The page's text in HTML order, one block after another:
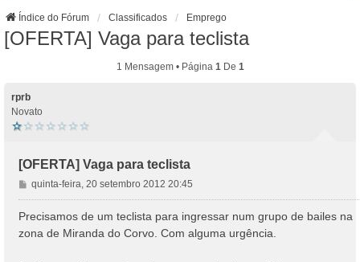
Índice do Fórum Classificados Emprego
[OFERTA] Vaga para teclista
1 Mensagem • Página 1De 1
rprb
Novato
[OFERTA] Vaga para teclista
M
e
a
quinta-feira, 20 setembro 2012 20:45
Precisamos de um teclista para ingressar num grupo de bailes na
zona de Miranda do Corvo. Com alguma urgência.